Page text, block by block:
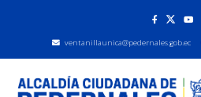
ventanillaunica@pedernales.gob.ec